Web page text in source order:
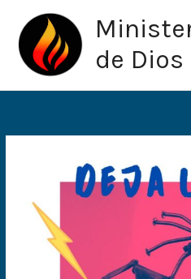
contenido
de Dios